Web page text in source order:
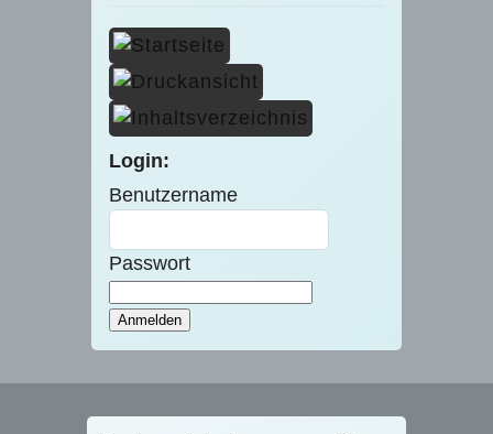
Login:
Benutzername
Passwort